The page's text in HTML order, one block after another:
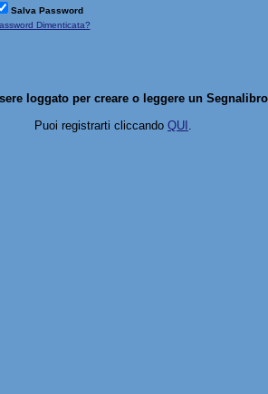
Salva Password
Dimenticata?
loggato per creare o leggere un Segnalibro
Puoi registrarti cliccando QUI .